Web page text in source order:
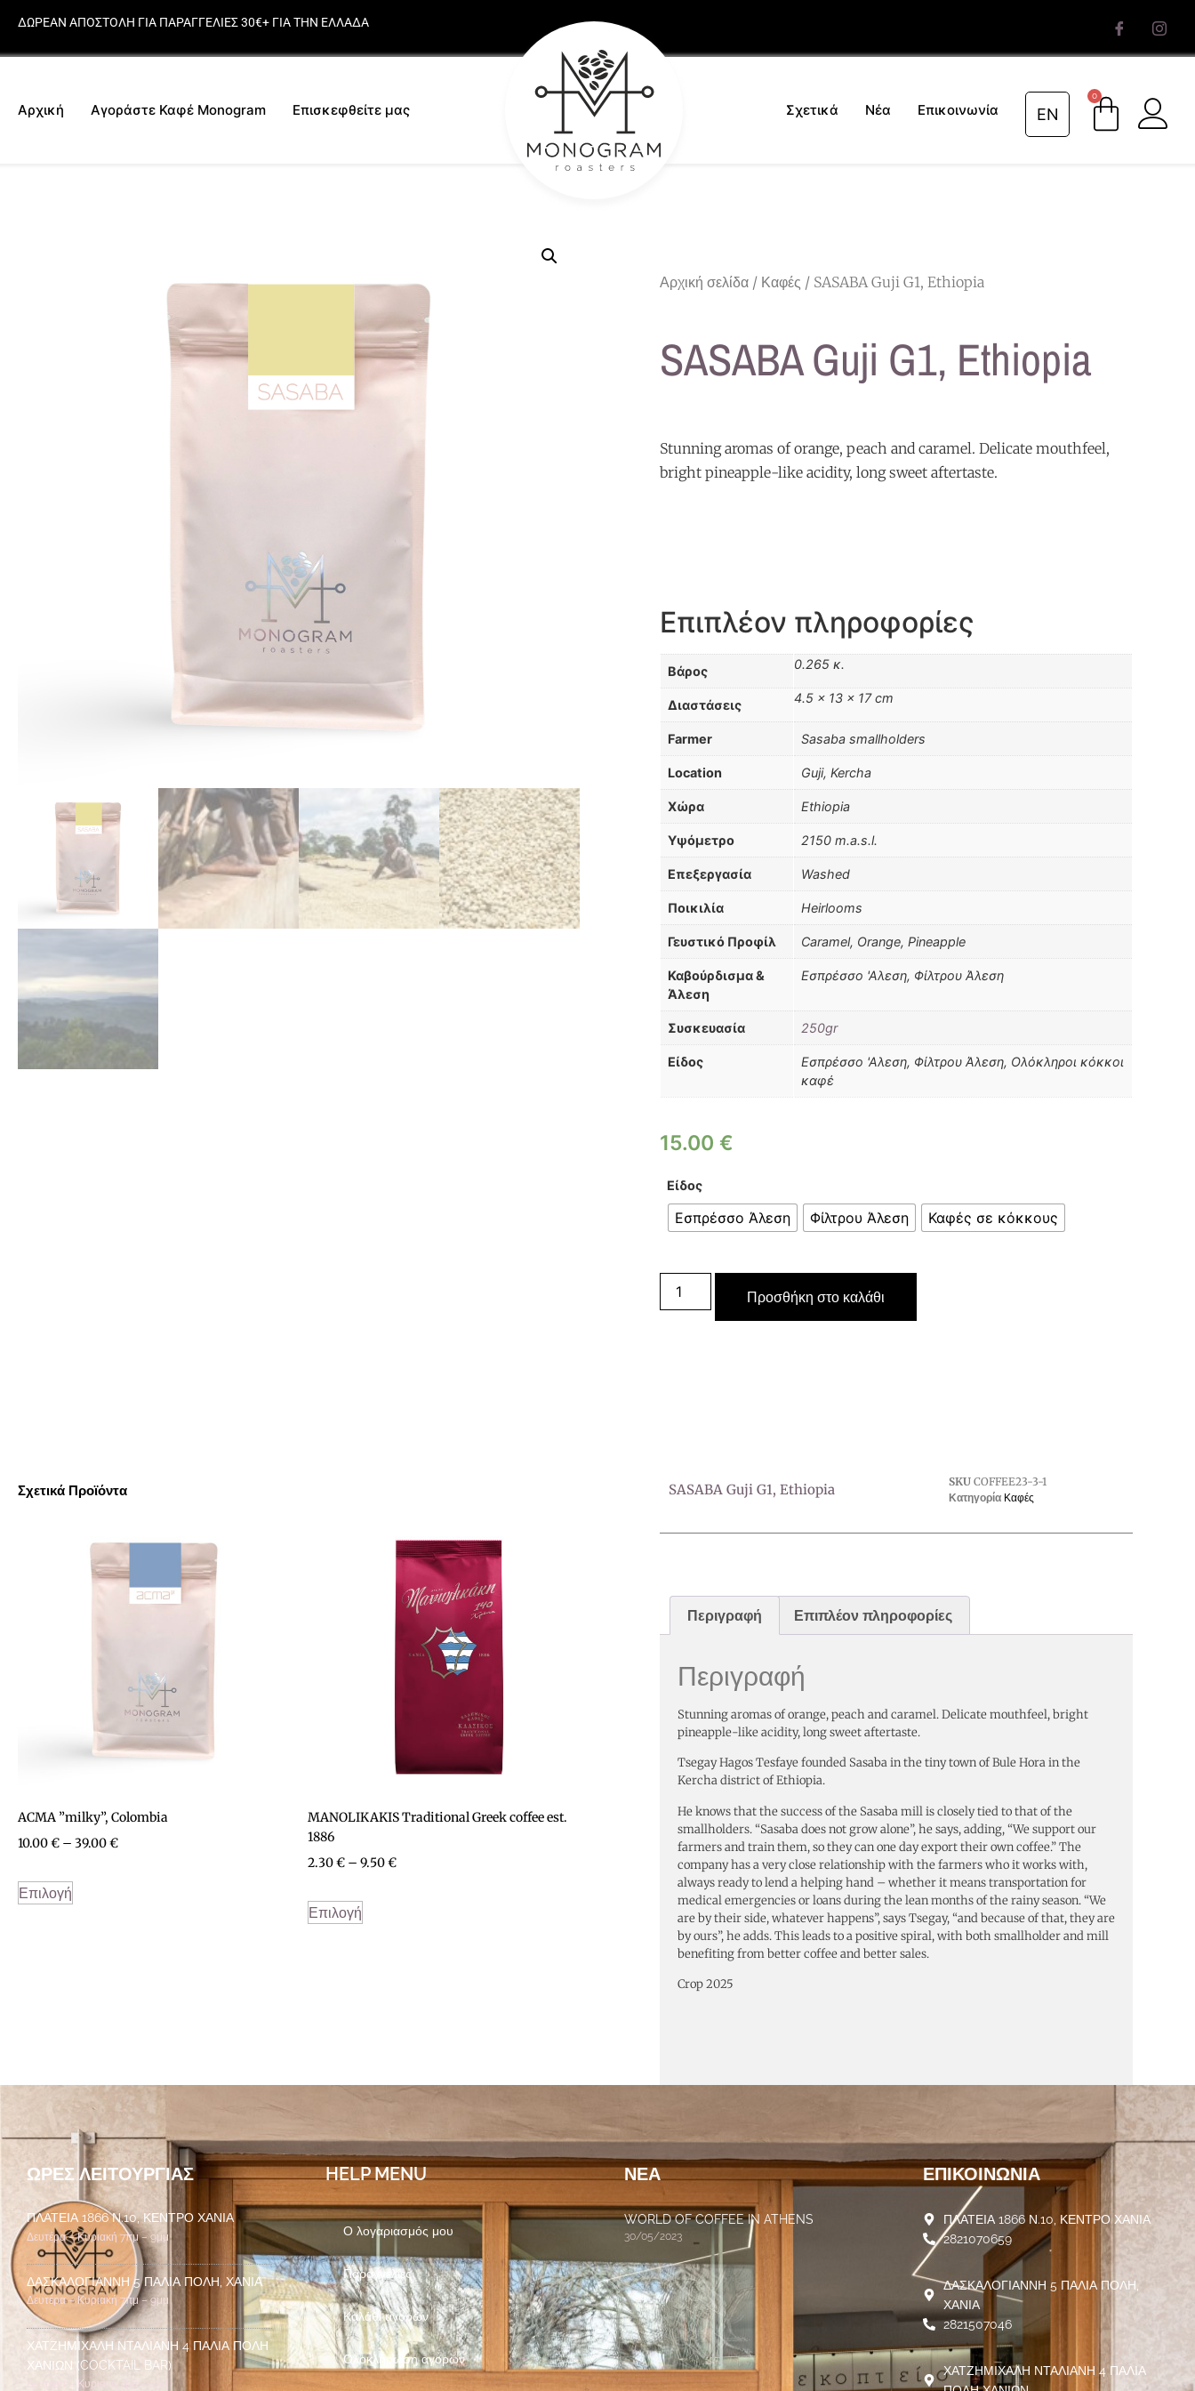
ΔΩΡΕΑΝ ΑΠΟΣΤΟΛΗ ΓΙΑ ΠΑΡΑΓΓΕΛΙΕΣ 30€+ ΓΙΑ ΤΗΝ ΕΛΛΑΔΑ
Αρχική Αγοράστε Καφέ Monogram Επισκεφθείτε μας Σχετικά Νέα Επικοινωνία EN
0
Αρχική σελίδα / Καφές / SASABA Guji G1, Ethiopia
SASABA Guji G1, Ethiopia
Stunning aromas of orange, peach and caramel. Delicate mouthfeel,
bright pineapple-like acidity, long sweet aftertaste.
Επιπλέον πληροφορίες
Βάρος 0.265 κ.
Διαστάσεις 4.5 × 13 × 17 cm
Farmer Sasaba smallholders
Location Guji, Kercha
Χώρα Ethiopia
Υψόμετρο 2150 m.a.s.l.
Επεξεργασία Washed
Ποικιλία Heirlooms
Γευστικό Προφίλ Caramel, Orange, Pineapple
Καβούρδισμα &
Άλεση
Εσπρέσσο 'Αλεση, Φίλτρου Άλεση
Συσκευασία 250gr
Είδος
Εσπρέσσο 'Αλεση, Φίλτρου Άλεση, Ολόκληροι κόκκοι
καφέ
15.00 €
Είδος
Εσπρέσσο Άλεση Φίλτρου Άλεση Καφές σε κόκκους
Προσθήκη στο καλάθι
Σχετικά Προϊόντα
ACMA ”milky”, Colombia
10.00€ – 39.00€
Επιλογή
MANOLIKAKIS Traditional Greek coffee est.
1886
2.30€ – 9.50€
Επιλογή
SASABA Guji G1, Ethiopia SKUCOFFEE23-3-1
Κατηγορία Καφές
Περιγραφή Επιπλέον πληροφορίες
Περιγραφή
Stunning aromas of orange, peach and caramel. Delicate mouthfeel, bright
pineapple-like acidity, long sweet aftertaste.
Tsegay Hagos Tesfaye founded Sasaba in the tiny town of Bule Hora in the
Kercha district of Ethiopia.
He knows that the success of the Sasaba mill is closely tied to that of the
smallholders. “Sasaba does not grow alone”, he says, adding, “We support our
farmers and train them, so they can one day export their own coffee.” The
company has a very close relationship with the farmers who it works with,
always ready to lend a helping hand – whether it means transportation for
medical emergencies or loans during the lean months of the rainy season. “We
are by their side, whatever happens”, says Tsegay, “and because of that, they are
by ours”, he adds. This leads to a positive spiral, with both smallholder and mill
benefiting from better coffee and better sales.
Crop 2025
ΏΡΕΣ ΛΕΙΤΟΥΡΓΊΑΣ
ΠΛΑΤΕΊΑ 1866 Ν.10, ΚΈΝΤΡΟ ΧΑΝΙΆ
Δευτέρα – Κυριακή 7πμ – 9μμ
ΔΑΣΚΑΛΟΓΙΆΝΝΗ 5 ΠΑΛΙΆ ΠΌΛΗ, ΧΑΝΙΆ
Δευτέρα – Κυριακή 7πμ – 9μμ
ΧΑΤΖΗΜΙΧΆΛΗ ΝΤΑΛΙΑΝΉ 4 ΠΑΛΙΆ ΠΌΛΗ
ΧΑΝΊΩΝ (COCKTAIL BAR)
Δευτέρα – Κυριακή 7μμ – 2πμ
HELP MENU
Ο λογαριασμός μου
Παραγγελίες
Καλάθι αγορών
Ολοκλήρωση αγορών
ΝΈΑ
WORLD OF COFFEE IN ATHENS
30/05/2023
ΕΠΙΚΟΙΝΩΝΊΑ
ΠΛΑΤΕΙΑ 1866 Ν.10, ΚΕΝΤΡΟ ΧΑΝΙΑ
2821070659
ΔΑΣΚΑΛΟΓΙΑΝΝΗ 5 ΠΑΛΙΑ ΠΟΛΗ,
ΧΑΝΙΑ
2821507046
ΧΑΤΖΗΜΙΧΑΛΗ ΝΤΑΛΙΑΝΗ 4 ΠΑΛΙΑ